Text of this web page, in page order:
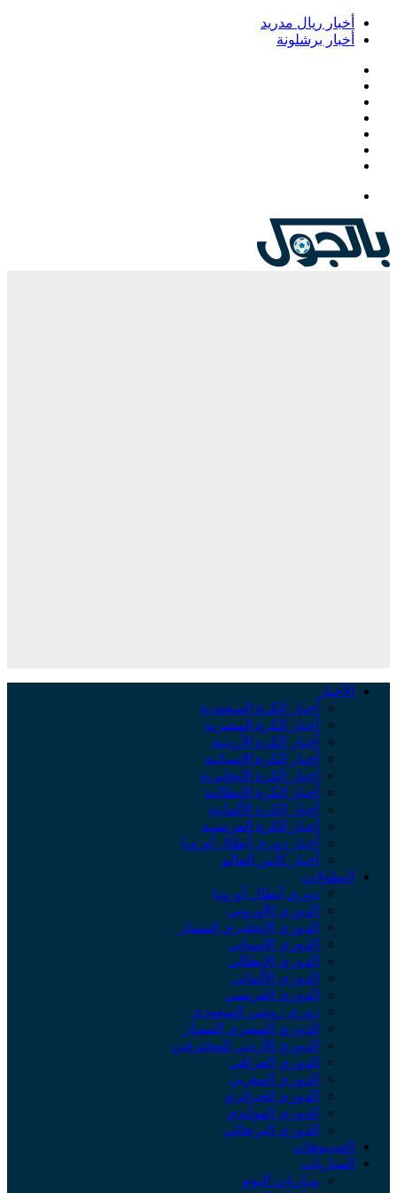
ريال مدريد
برشلونة
أخبار الكرة السعودية
أخبار الكرة المصرية
أخبار الكرة الأردنية
أخبار الكرة الإسبانية
أخبار الكرة الإنجليزية
أخبار الكرة الإيطالية
أخبار الكرة الألمانية
أخبار الكرة الفرنسية
أخبار دوري أبطال أوروبا
أخبار كأس العالم
دوري أبطال أوروبا
الدوري الأوروبي
الدوري الإنجليزي الممتاز
الدوري الإسباني
الدوري الإيطالي
الدوري الألماني
الدوري الفرنسي
دوري روشن السعودي
الدوري المصري الممتاز
الدوري الأردني للمحترفين
الدوري العراقي
الدوري المغربي
الدوري الجزائري
الدوري الهولندي
الدوري البرتغالي
مباريات اليوم